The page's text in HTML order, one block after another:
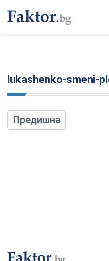
lukashenko-smeni-
Предишна